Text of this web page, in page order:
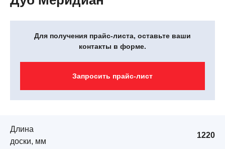
Для получения прайс-листа, оставьте ваши
контакты в форме.
Запросить прайс-лист
Длина
доски, мм
1220